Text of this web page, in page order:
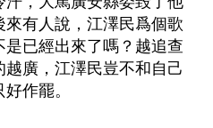
有人說，江澤民爲個歌
已經出來了嗎？越追查
廣，江澤民豈不和自己
作罷。